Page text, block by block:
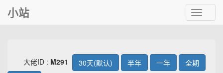
Toggle
小站
大佬ID : M291 30天(默认) 半年 一年
全期